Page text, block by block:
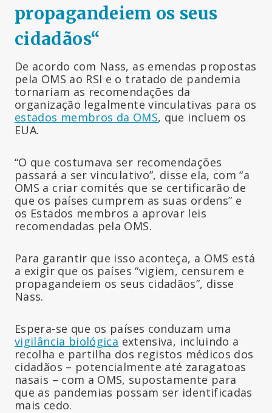
propagandeiem os seus
cidadãos“
De acordo com Nass, as emendas propostas
pela OMS ao RSI e o tratado de pandemia
tornariam as recomendações da
organização legalmente vinculativas para os
estados membros da OMS, que incluem os
EUA.
“O que costumava ser recomendações
passará a ser vinculativo”, disse ela, com “a
OMS a criar comités que se certificarão de
que os países cumprem as suas ordens” e
os Estados membros a aprovar leis
recomendadas pela OMS.
Para garantir que isso aconteça, a OMS está
a exigir que os países “vigiem, censurem e
propagandeiem os seus cidadãos”, disse
Nass.
Espera-se que os países conduzam uma
vigilância biológica extensiva, incluindo a
recolha e partilha dos registos médicos dos
cidadãos – potencialmente até zaragatoas
nasais – com a OMS, supostamente para
que as pandemias possam ser identificadas
mais cedo.